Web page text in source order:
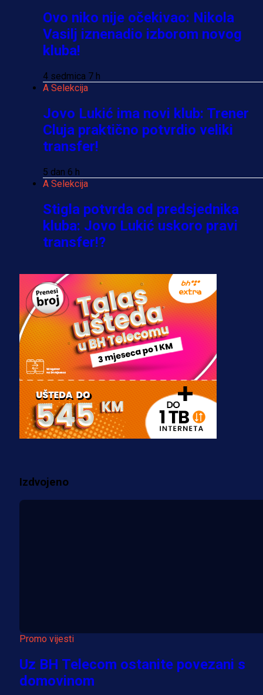
Ovo niko nije očekivao: Nikola
Vasilj iznenadio izborom novog
kluba!
4 sedmica 7 h
A Selekcija
Jovo Lukić ima novi klub: Trener
Cluja praktično potvrdio veliki
transfer!
5 dan 6 h
A Selekcija
Stigla potvrda od predsjednika
kluba: Jovo Lukić uskoro pravi
transfer!?
A Selekcija
Zmajevi dobili veliko pojačanje:
Fudbaler Olympiacosa želi obući
dres BiH!
3 sedmica 5 dan
Premijer liga BiH
Misimović priveden: SIPA ga tereti
za pranje novca, pretresaju
prostorije FK Borac!
Više vijesti
Izdvojeno
Promo vijesti
Uz BH Telecom ostanite povezani s
domovinom